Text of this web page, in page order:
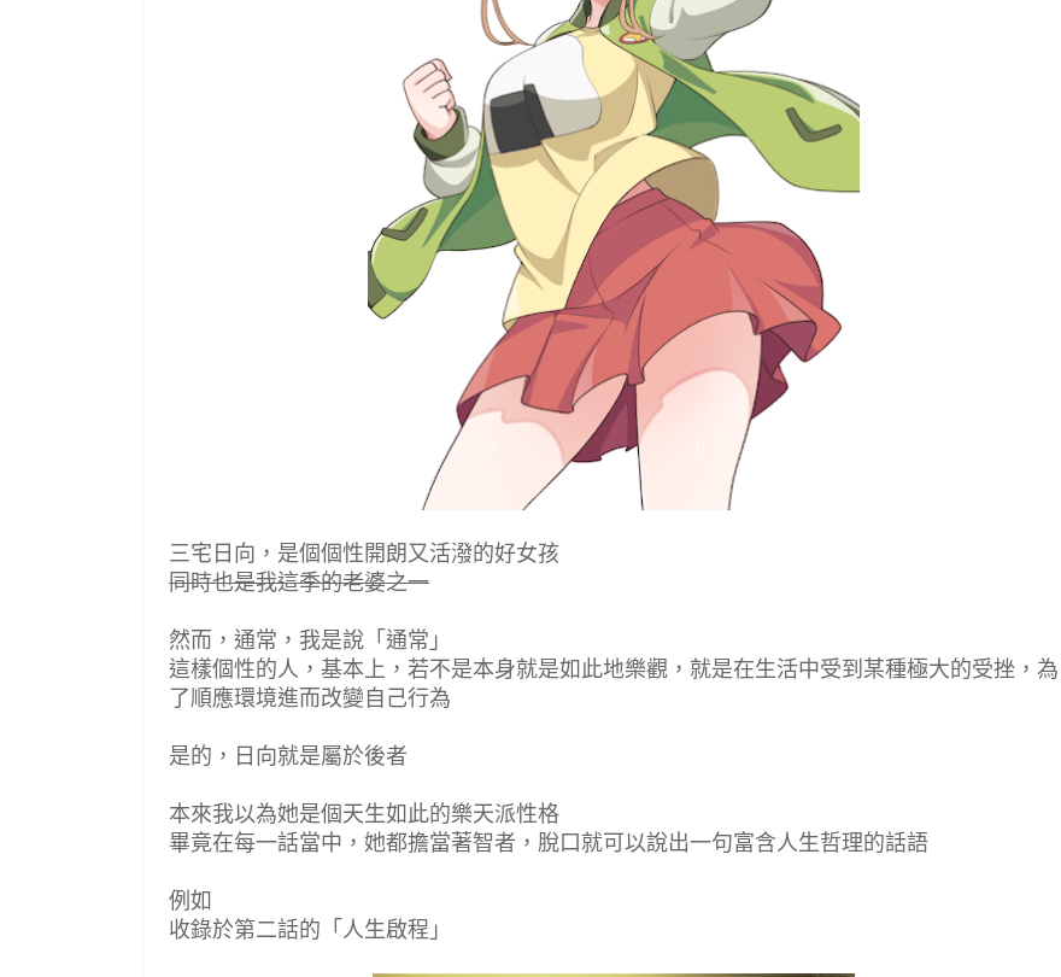
三宅日向，是個個性開朗又活潑的好女孩
同時也是我這季的老婆之一
然而，通常，我是說「通常」
這樣個性的人，基本上，若不是本身就是如此地樂觀，就是在生活中受到某種極大的受挫，為
了順應環境進而改變自己行為
是的，日向就是屬於後者
本來我以為她是個天生如此的樂天派性格
畢竟在每一話當中，她都擔當著智者，脫口就可以說出一句富含人生哲理的話語
例如
收錄於第二話的「人生啟程」